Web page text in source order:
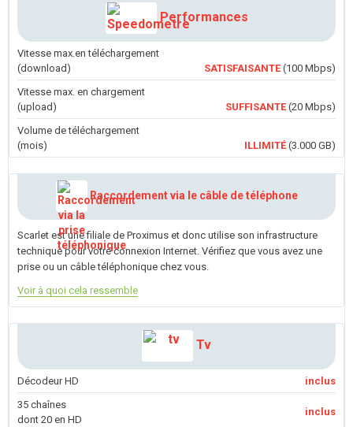
Performances
Vitesse max.en téléchargement
(download)
SATISFAISANTE(100 Mbps)
Vitesse max. en chargement
(upload)
SUFFISANTE(20 Mbps)
Volume de téléchargement
(mois)
ILLIMITÉ(3.000 GB)
Raccordement via le câble de téléphone
Scarlet est une filiale de Proximus et donc utilise son infrastructure
technique pour votre connexion Internet. Vérifiez que vous avez une
prise ou un câble téléphonique chez vous.
Voir à quoi cela ressemble
Tv
Décodeur HD
inclus
35 chaînes
dont 20 en HD
inclus